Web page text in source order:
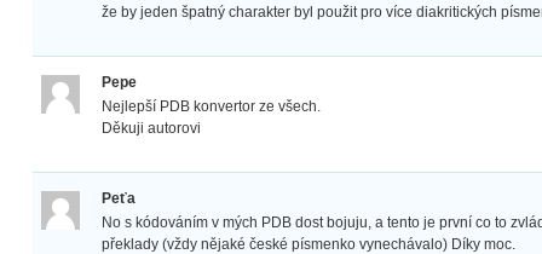
že by jeden špatný charakter byl použit pro více diakritických
Pepe
Nejlepší PDB konvertor ze všech.
Děkuji autorovi
Peťa
No s kódováním v mých PDB dost bojuju, a tento je první co to
překlady (vždy nějaké české písmenko vynechávalo) Díky moc.